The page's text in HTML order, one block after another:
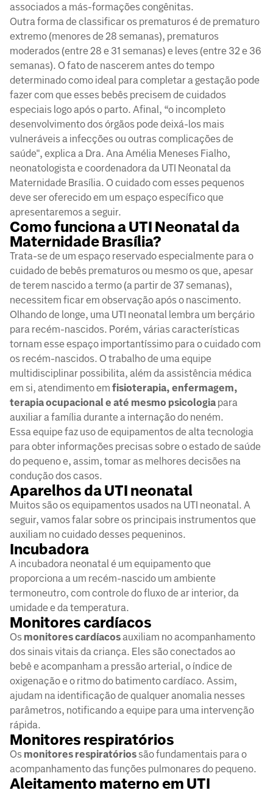
associados a más-formações congênitas.
Outra forma de classificar os prematuros é de prematuro
extremo (menores de 28 semanas), prematuros
moderados (entre 28 e 31 semanas) e leves (entre 32 e 36
semanas). O fato de nascerem antes do tempo
determinado como ideal para completar a gestação pode
fazer com que esses bebês precisem de cuidados
especiais logo após o parto. Afinal, “o incompleto
desenvolvimento dos órgãos pode deixá-los mais
vulneráveis a infecções ou outras complicações de
saúde", explica a Dra. Ana Amélia Meneses Fialho,
neonatologista e coordenadora da UTI Neonatal da
Maternidade Brasília. O cuidado com esses pequenos
deve ser oferecido em um espaço específico que
apresentaremos a seguir.
Como funciona a UTI Neonatal da
Maternidade Brasília?
Trata-se de um espaço reservado especialmente para o
cuidado de bebês prematuros ou mesmo os que, apesar
de terem nascido a termo (a partir de 37 semanas),
necessitem ficar em observação após o nascimento.
Olhando de longe, uma UTI neonatal lembra um berçário
para recém-nascidos. Porém, várias características
tornam esse espaço importantíssimo para o cuidado com
os recém-nascidos. O trabalho de uma equipe
multidisciplinar possibilita, além da assistência médica
em si, atendimento em fisioterapia, enfermagem,
terapia ocupacional e até mesmo psicologia para
auxiliar a família durante a internação do neném.
Essa equipe faz uso de equipamentos de alta tecnologia
para obter informações precisas sobre o estado de saúde
do pequeno e, assim, tomar as melhores decisões na
condução dos casos.
Aparelhos da UTI neonatal
Muitos são os equipamentos usados na UTI neonatal. A
seguir, vamos falar sobre os principais instrumentos que
auxiliam no cuidado desses pequeninos.
Incubadora
A incubadora neonatal é um equipamento que
proporciona a um recém-nascido um ambiente
termoneutro, com controle do fluxo de ar interior, da
umidade e da temperatura.
Monitores cardíacos
Os monitorescardíacosauxiliam no acompanhamento
dos sinais vitais da criança. Eles são conectados ao
bebê e acompanham a pressão arterial, o índice de
oxigenação e o ritmo do batimento cardíaco. Assim,
ajudam na identificação de qualquer anomalia nesses
parâmetros, notificando a equipe para uma intervenção
rápida.
Monitores respiratórios
Os monitores respiratóriossão fundamentais para o
acompanhamento das funções pulmonares do pequeno.
Aleitamento materno em UTI